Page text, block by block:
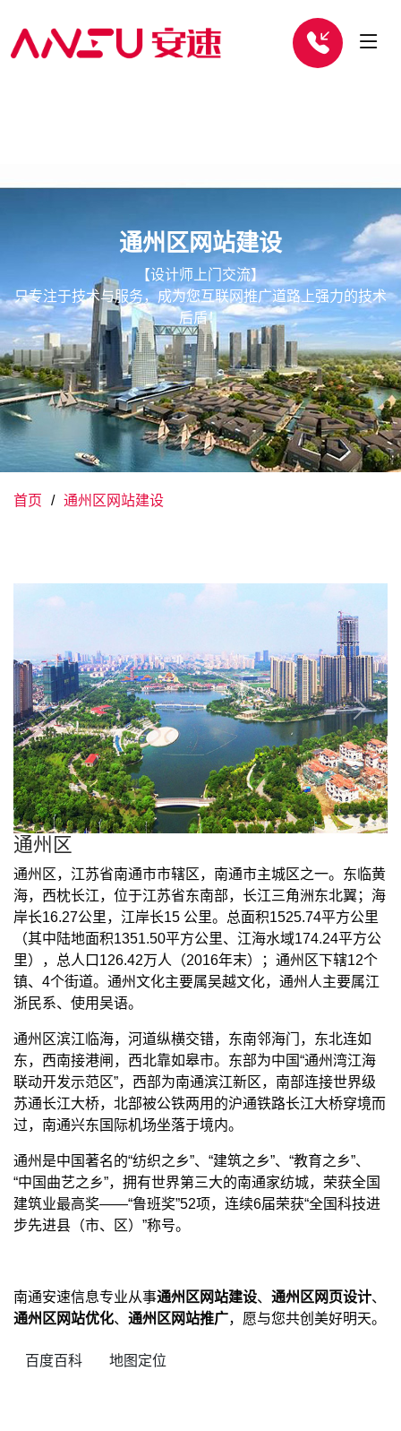
通州区网站建设
【设计师上门交流】
只专注于技术与服务，成为您互联网推广道路上强力的技术
后盾！
首页 通州区网站建设
Previous Next
通州区
通州区，江苏省南通市市辖区，南通市主城区之一。东临黄
海，西枕长江，位于江苏省东南部，长江三角洲东北翼；海
岸长16.27公里，江岸长15 公里。总面积1525.74平方公里
（其中陆地面积1351.50平方公里、江海水域174.24平方公
里），总人口126.42万人（2016年末）；通州区下辖12个
镇、4个街道。通州文化主要属吴越文化，通州人主要属江
浙民系、使用吴语。
通州区滨江临海，河道纵横交错，东南邻海门，东北连如
东，西南接港闸，西北靠如皋市。东部为中国“通州湾江海
联动开发示范区”，西部为南通滨江新区，南部连接世界级
苏通长江大桥，北部被公铁两用的沪通铁路长江大桥穿境而
过，南通兴东国际机场坐落于境内。
通州是中国著名的“纺织之乡”、“建筑之乡”、“教育之乡”、
“中国曲艺之乡”，拥有世界第三大的南通家纺城，荣获全国
建筑业最高奖——“鲁班奖”52项，连续6届荣获“全国科技进
步先进县（市、区）”称号。
南通安速信息专业从事通州区网站建设、 通州区网页设计、
通州区网站优化、 通州区网站推广，愿与您共创美好明天。
百度百科 地图定位